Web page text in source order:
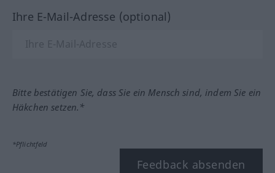
Ihre E-Mail-Adresse (optional)
Bitte bestätigen Sie, dass Sie ein Mensch sind, indem Sie ein
Häkchen setzen.*
*Pflichtfeld
Feedback absenden